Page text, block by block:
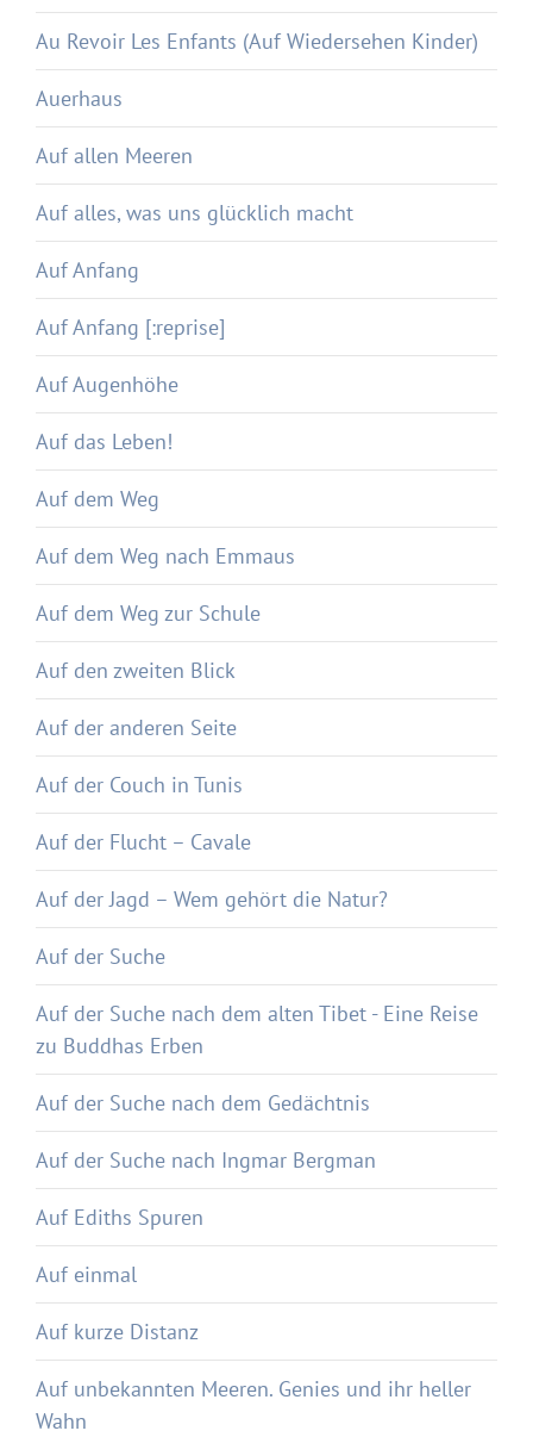
Au Revoir Les Enfants (Auf Wiedersehen Kinder)
Auerhaus
Auf allen Meeren
Auf alles, was uns glücklich macht
Auf Anfang
Auf Anfang [:reprise]
Auf Augenhöhe
Auf das Leben!
Auf dem Weg
Auf dem Weg nach Emmaus
Auf dem Weg zur Schule
Auf den zweiten Blick
Auf der anderen Seite
Auf der Couch in Tunis
Auf der Flucht – Cavale
Auf der Jagd – Wem gehört die Natur?
Auf der Suche
Auf der Suche nach dem alten Tibet - Eine Reise
zu Buddhas Erben
Auf der Suche nach dem Gedächtnis
Auf der Suche nach Ingmar Bergman
Auf Ediths Spuren
Auf einmal
Auf kurze Distanz
Auf unbekannten Meeren. Genies und ihr heller
Wahn